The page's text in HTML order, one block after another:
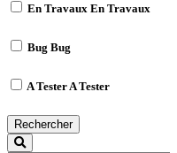
En Travaux En Travaux
Bug Bug
A TesterA Tester
Rechercher